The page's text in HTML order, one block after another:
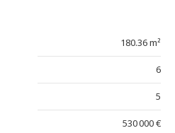
180.36 m²
6
5
530 000 €